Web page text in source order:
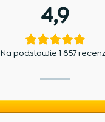
4,9
Na podstawie 1 857